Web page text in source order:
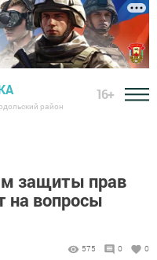
район
16+
защиты прав
на вопросы
575 0 0